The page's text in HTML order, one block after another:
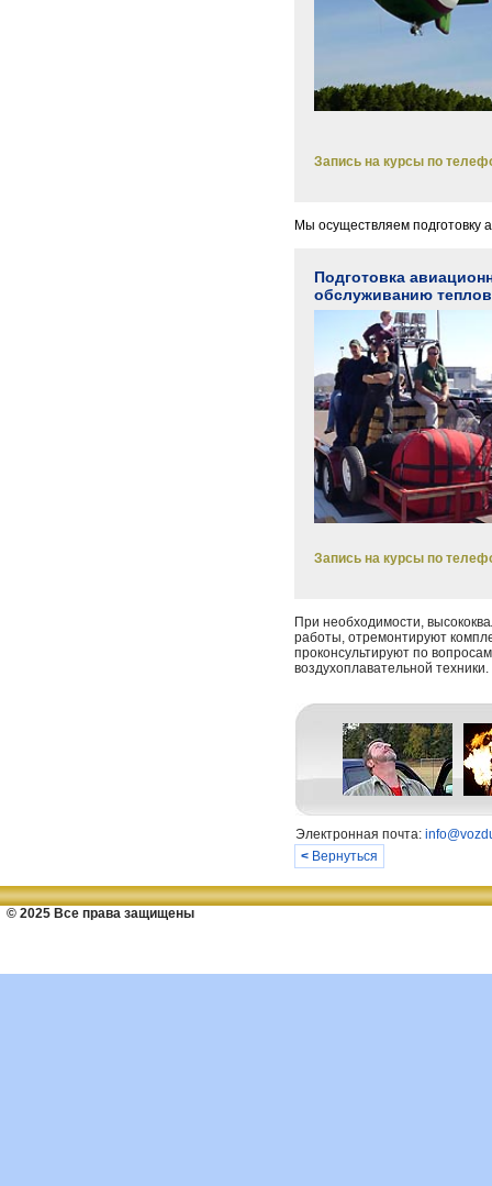
Запись на курсы по
Мы осуществляем подготовку
Подготовка
обслуживанию
Запись на курсы по
При необходимости,
работы, отремонтируют
проконсультируют по
воздухоплавательной техники.
Электронная почта:
< Вернуться
© 2025 Все права защищены